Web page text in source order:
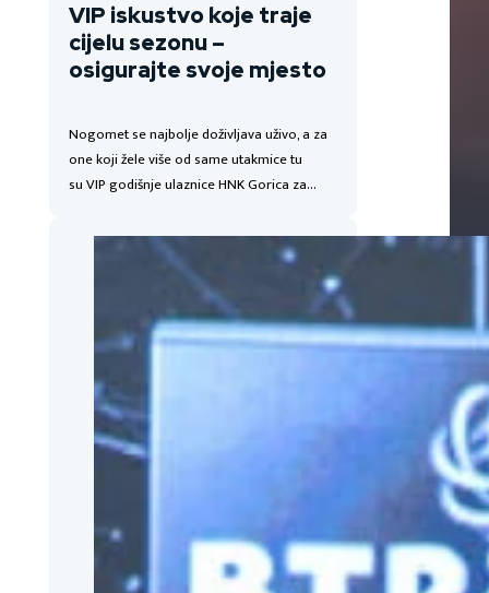
VIP iskustvo koje traje
cijelu sezonu –
osigurajte svoje mjesto
Nogomet se najbolje doživljava uživo, a za
one koji žele više od same utakmice tu
su VIP godišnje ulaznice HNK Gorica za…